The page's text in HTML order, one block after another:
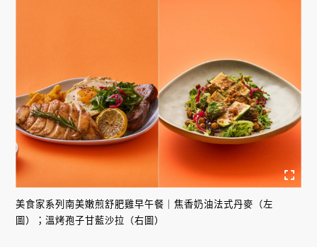
美食家系列南美嫩煎舒肥雞早午餐｜焦香奶油法式丹麥（左
圖）；溫烤孢子甘藍沙拉（右圖）